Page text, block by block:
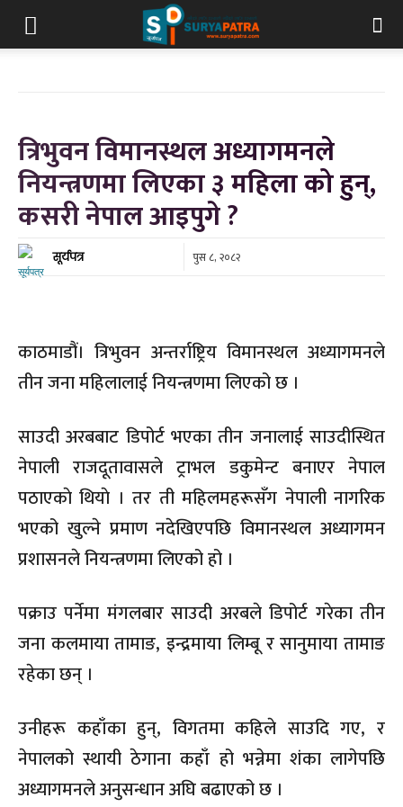
त्रिभुवन विमानस्थल अध्यागमनले
नियन्त्रणमा लिएका ३ महिला को हुन्,
कसरी नेपाल आइपुगे ?
सूर्यपत्र पुस ८, २०८२
काठमाडौं। त्रिभुवन अन्तर्राष्ट्रिय विमानस्थल अध्यागमनले
तीन जना महिलालाई नियन्त्रणमा लिएको छ ।
साउदी अरबबाट डिपोर्ट भएका तीन जनालाई साउदीस्थित
नेपाली राजदूतावासले ट्राभल डकुमेन्ट बनाएर नेपाल
पठाएकाे थियाे । तर ती महिलमहरूसँग नेपाली नागरिक
भएको खुल्ने प्रमाण नदेखिएपछि विमानस्थल अध्यागमन
प्रशासनले नियन्त्रणमा लिएको हो ।
पक्राउ पर्नेमा मंगलबार साउदी अरबले डिपोर्ट गरेका तीन
जना कलमाया तामाङ, इन्द्रमाया लिम्बू र सानुमाया तामाङ
रहेका छन् ।
उनीहरू कहाँका हुन्, विगतमा कहिले साउदि गए, र
नेपालको स्थायी ठेगाना कहाँ हो भन्नेमा शंका लागेपछि
अध्यागमनले अनुसन्धान अघि बढाएको छ ।